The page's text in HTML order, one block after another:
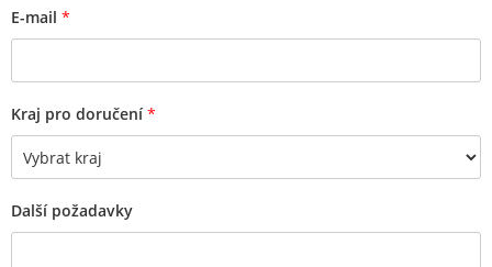
E-mail *
Kraj pro doručení*
Další požadavky